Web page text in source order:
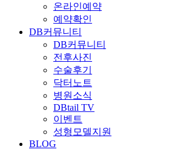
온라인예약
예약확인
DB커뮤니티
DB커뮤니티
전후사진
수술후기
닥터노트
병원소식
DBtail TV
이벤트
성형모델지원
BLOG